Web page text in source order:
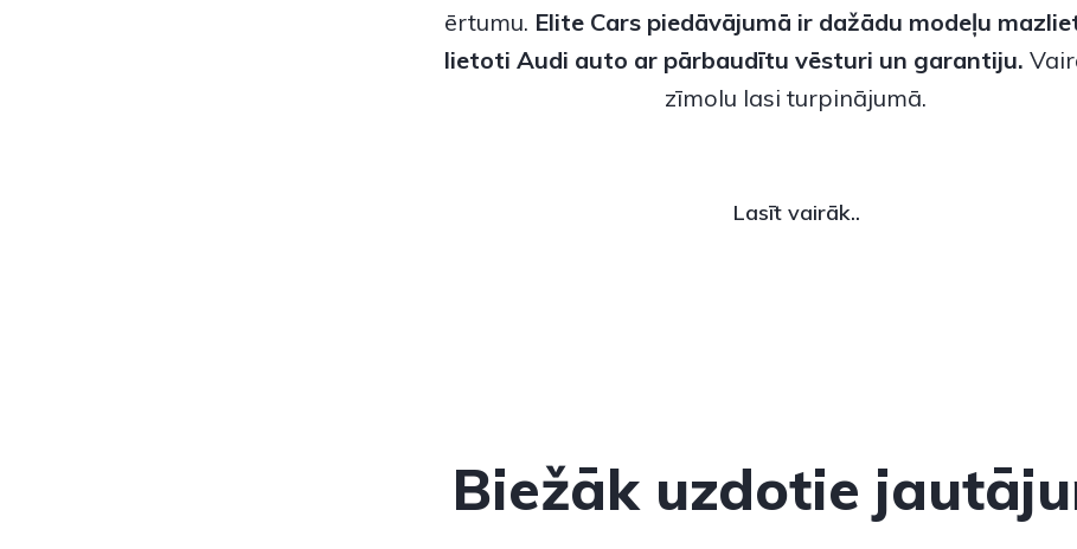
ērtumu. Elite Cars piedāvājumā ir dažādu modeļu
lietoti Audi auto ar pārbaudītu vēsturi un garantiju.
zīmolu lasi turpinājumā.
Lasīt vairāk..
Biežāk uzdotie